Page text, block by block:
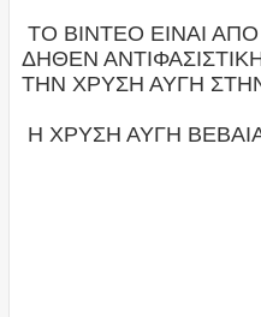
ΤΟ ΒΙΝΤΕΟ ΕΙΝΑΙ
ΔΗΘΕΝ
ΤΗΝ ΧΡΥΣΗ ΑΥΓΗ
Η ΧΡΥΣΗ ΑΥΓΗ